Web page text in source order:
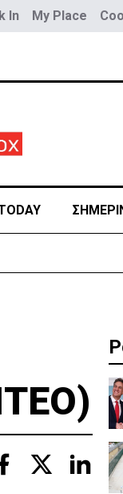
In My Place